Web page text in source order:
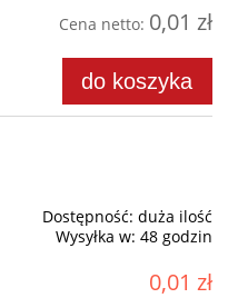
Cena netto: 0,01 zł
do koszyka
Dostępność: duża ilość
Wysyłka w: 48 godzin
0,01 zł